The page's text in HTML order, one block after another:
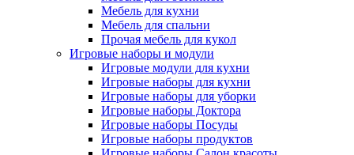
Мебель для кухни
Мебель для спальни
Прочая мебель для кукол
Игровые наборы и модули
Игровые модули для кухни
Игровые наборы для кухни
Игровые наборы для уборки
Игровые наборы Доктора
Игровые наборы Посуды
Игровые наборы продуктов